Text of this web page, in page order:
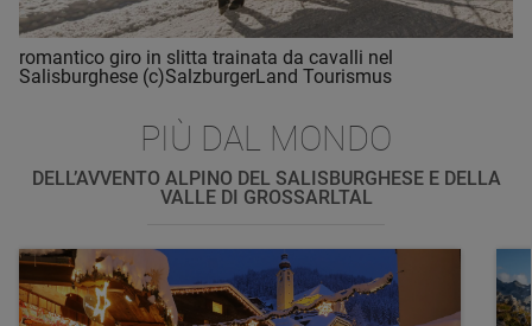
romantico giro in slitta trainata da cavalli nel
Salisburghese (c)SalzburgerLand Tourismus
PIÙ DAL MONDO
DELL’AVVENTO ALPINO DEL SALISBURGHESE E DELLA
VALLE DI GROSSARLTAL